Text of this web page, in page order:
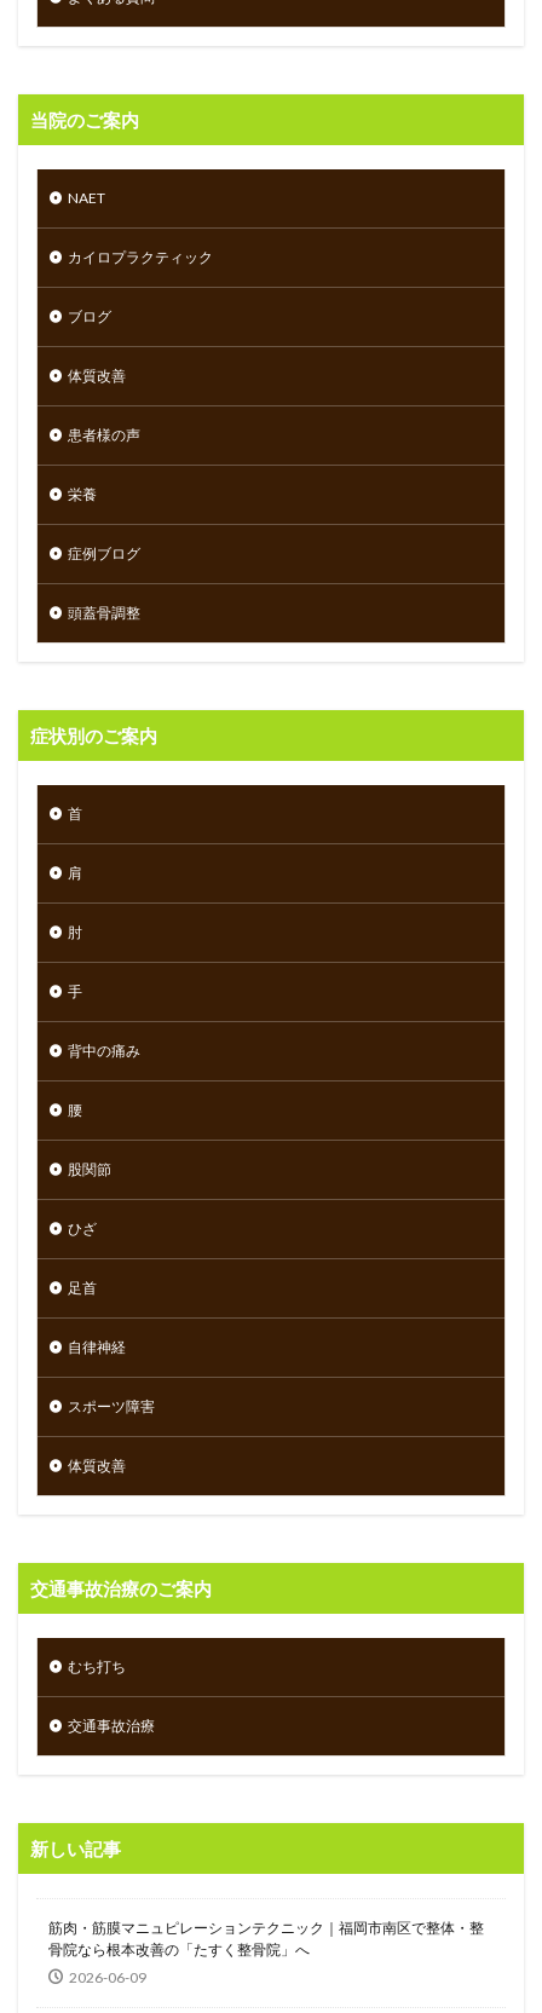
当院のご案内
NAET
カイロプラクティック
ブログ
体質改善
患者様の声
栄養
症例ブログ
頭蓋骨調整
症状別のご案内
首
肩
肘
手
背中の痛み
腰
股関節
ひざ
足首
自律神経
スポーツ障害
体質改善
交通事故治療のご案内
むち打ち
交通事故治療
新しい記事
筋肉・筋膜マニュピレーションテクニック｜福岡市南区で整体・整
骨院なら根本改善の「たすく整骨院」へ
2026-06-09